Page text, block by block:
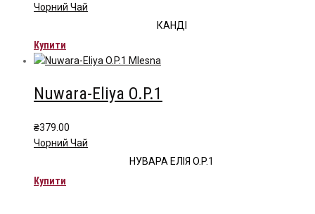
Чорний Чай
КАНДІ
Купити
Nuwara-Eliya O.P.1
₴379.00
Чорний Чай
НУВАРА ЕЛІЯ O.P.1
Купити